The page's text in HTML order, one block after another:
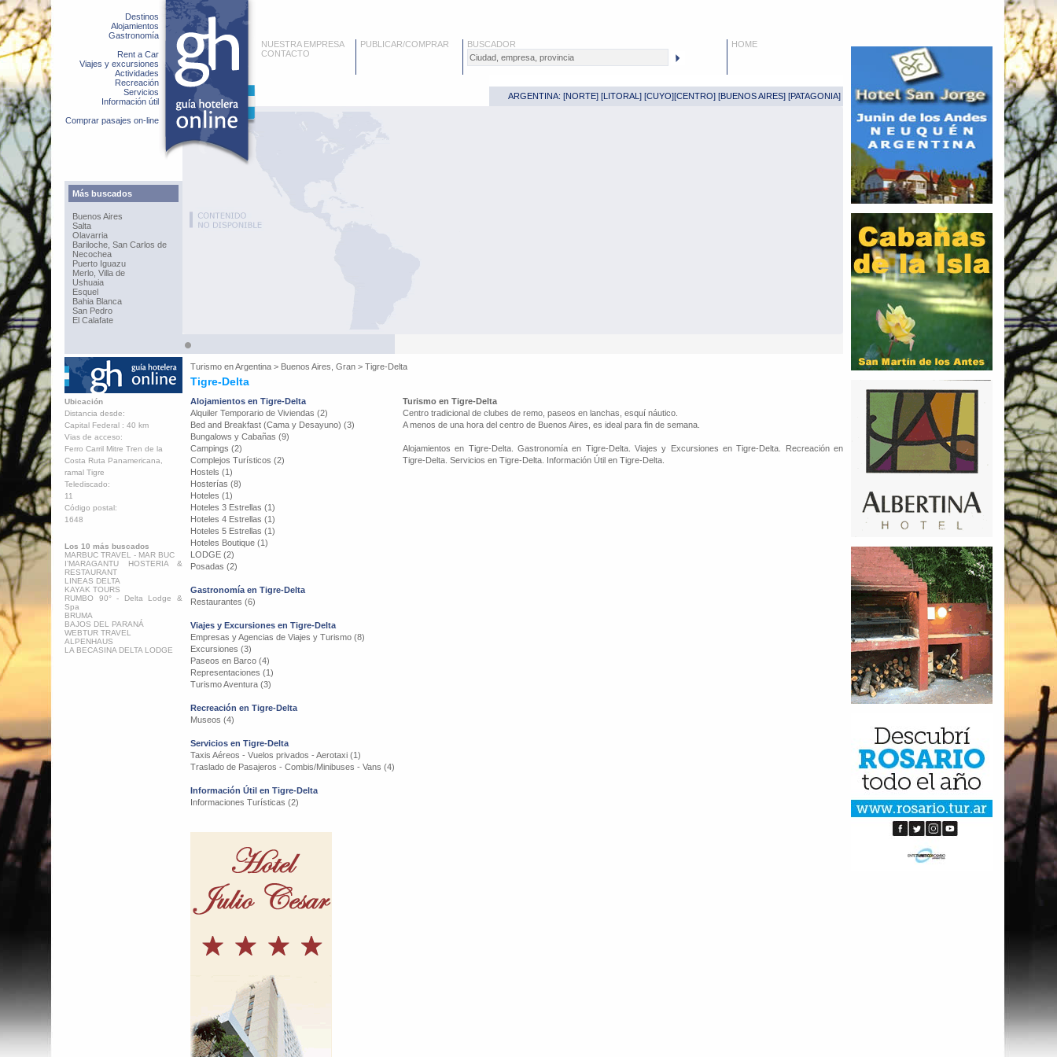
Destinos
Alojamientos
Gastronomía
Rent a Car
Viajes y excursiones
Actividades
Recreación
Servicios
Información útil
Comprar pasajes on-line
Más buscados
Buenos Aires
Salta
Olavarria
Bariloche, San Carlos de
Necochea
Puerto Iguazu
Merlo, Villa de
Ushuaia
Esquel
Bahia Blanca
San Pedro
El Calafate
NUESTRA EMPRESA
CONTACTO
PUBLICAR/COMPRAR BUSCADOR HOME
ARGENTINA: [NORTE] [LITORAL ] [CUYO][CENTRO] [BUENOS AIRES] [PATAGONIA]
Turismo enArgentina > Buenos Aires, Gran > Tigre-Delta
Tigre-Delta
Ubicación
Distancia desde:
Capital Federal : 40 km
Vias de acceso:
Ferro Carril Mitre Tren de la
Costa Ruta Panamericana,
ramal Tigre
Telediscado:
11
Código postal:
1648
Los 10 más buscados
MARBUC TRAVEL - MAR BUC
I’MARAGANTU HOSTERIA &
RESTAURANT
LINEAS DELTA
KAYAK TOURS
RUMBO 90° - Delta Lodge &
Spa
BRUMA
BAJOS DEL PARANÁ
WEBTUR TRAVEL
ALPENHAUS
LA BECASINA DELTA LODGE
Alojamientos en Tigre-Delta
Alquiler Temporario de Viviendas (2)
Bed and Breakfast (Cama y Desayuno) (3)
Bungalows y Cabañas (9)
Campings (2)
Complejos Turísticos (2)
Hostels (1)
Hosterías (8)
Hoteles (1)
Hoteles 3 Estrellas (1)
Hoteles 4 Estrellas (1)
Hoteles 5 Estrellas (1)
Hoteles Boutique (1)
LODGE (2)
Posadas (2)
Gastronomía en Tigre-Delta
Restaurantes (6)
Viajes y Excursiones en Tigre-Delta
Empresas y Agencias de Viajes y Turismo (8)
Excursiones (3)
Paseos en Barco (4)
Representaciones (1)
Turismo Aventura (3)
Recreación en Tigre-Delta
Museos (4)
Servicios en Tigre-Delta
Taxis Aéreos - Vuelos privados - Aerotaxi (1)
Traslado de Pasajeros - Combis/Minibuses - Vans (4)
Información Útil en Tigre-Delta
Informaciones Turísticas (2)
Turismo en Tigre-Delta
Centro tradicional de clubes de remo, paseos en lanchas, esquí náutico.
A menos de una hora del centro de Buenos Aires, es ideal para fin de semana.
Alojamientos en Tigre-Delta. Gastronomía en Tigre-Delta. Viajes y Excursiones en Tigre-Delta. Recreación en
Tigre-Delta. Servicios en Tigre-Delta. Información Útil en Tigre-Delta.